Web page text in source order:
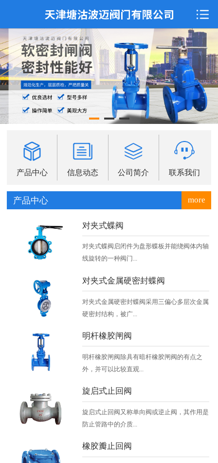
网站首页
公司简介
信息动态
产品展示
联系我们
产品中心 信息动态 公司简介 联系我们
产品中心 more
对夹式蝶阀
对夹式蝶阀启闭件为盘形蝶板并能绕阀体内轴
线旋转的一种阀门...
对夹式金属硬密封蝶阀
对夹式金属硬密封蝶阀采用三偏心多层次金属
硬密封结构，被广...
明杆橡胶闸阀
明杆橡胶闸阀除具有暗杆橡胶闸阀的有点之
外，并可以比较直观...
旋启式止回阀
旋启式止回阀又称单向阀或逆止阀，其作用是
防止管路中的介质...
橡胶瓣止回阀